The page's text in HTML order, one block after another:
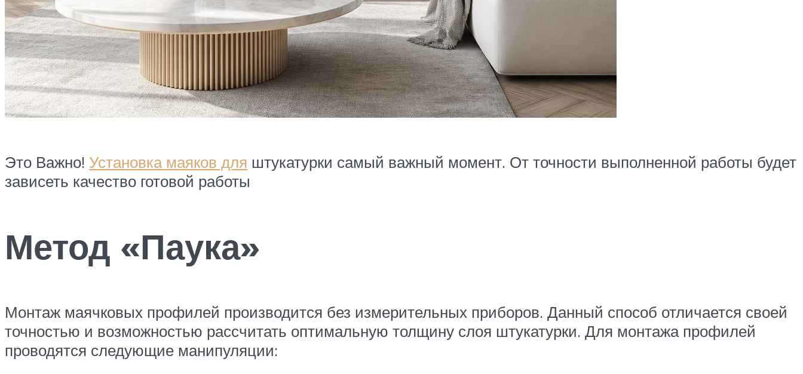
Это Важно! Установка маяков для штукатурки самый важный момент. От точности выполненной работы будет
зависеть качество готовой работы
Метод «Паука»
Монтаж маячковых профилей производится без измерительных приборов. Данный способ отличается своей
точностью и возможностью рассчитать оптимальную толщину слоя штукатурки. Для монтажа профилей
проводятся следующие манипуляции: